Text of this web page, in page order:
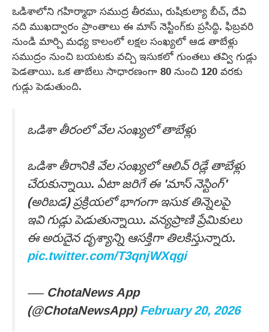
ఒడిశాలోని గహిర్మాథా సముద్ర తీరము, రుషికుల్యా బీచ్, దేవి
నది ముఖద్వారం ప్రాంతాలు ఈ మాస్ నెస్టింగ్‌కు ప్రసిద్ధి. ఫిబ్రవరి
నుండి మార్చి మధ్య కాలంలో లక్షల సంఖ్యలో ఆడ తాబేళ్లు
సముద్రం నుంచి బయటకు వచ్చి ఇసుకలో గుంతలు తవ్వి గుడ్లు
పెడతాయి. ఒక తాబేలు సాధారణంగా 80 నుంచి 120 వరకు
గుడ్లు పెడుతుంది.
ఒడిశా తీరంలో వేల సంఖ్యలో తాబేళ్లు
ఒడిశా తీరానికి వేల సంఖ్యలో ఆలివ్ రిడ్లే తాబేళ్లు
చేరుకున్నాయి. ఏటా జరిగే ఈ 'మాస్ నెస్టింగ్'
(అరిబడ) ప్రక్రియలో భాగంగా ఇసుక తిన్నెలపై
ఇవి గుడ్లు పెడుతున్నాయి. వన్యప్రాణి ప్రేమికులు
ఈ అరుదైన దృశ్యాన్ని ఆసక్తిగా తిలకిస్తున్నారు.
pic.twitter.com/T3qnjWXqgi
— ChotaNews App
(@ChotaNewsApp)February 20, 2026